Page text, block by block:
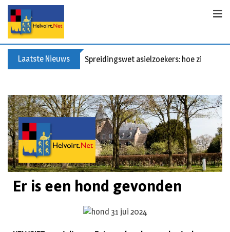
Laatste Nieuws Spreidingswet asielzoekers: hoe zit dat?
Er is een hond gevonden